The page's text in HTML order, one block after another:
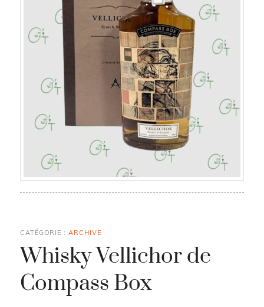
Whisky Vellichor de
Compass Box
CATÉGORIE : ARCHIVE